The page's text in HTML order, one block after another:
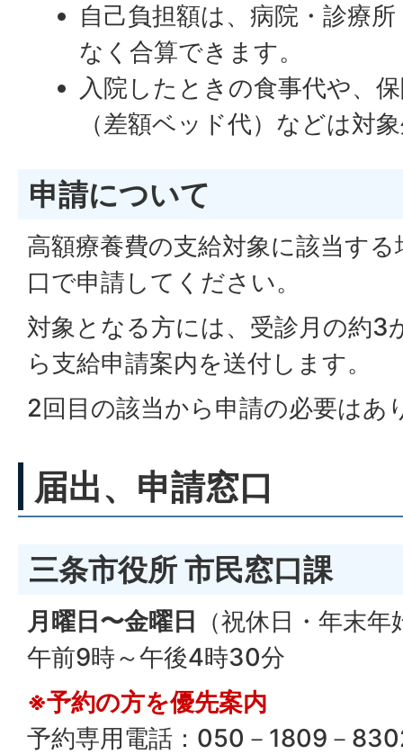
自己負担額は、病院・診療
なく合算できます。
入院したときの食事代や、
（差額ベッド代）などは対
申請について
高額療養費の支給対象に該当す
口で申請してください。
対象となる方には、受診月の約3
ら支給申請案内を送付します。
2回目の該当から申請の必要はあ
届出、申請窓口
三条市役所 市民窓口課
月曜日〜金曜日
（祝休日・年末
午前9時～午後4時30分
※予約の方を優先案内
予約専用電話：050－1809－